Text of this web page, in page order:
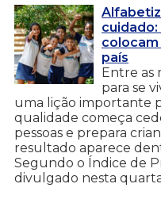
cuidado:
colocam
país
Entre as
para se
uma lição importante
qualidade começa
pessoas e prepara
resultado aparece
Segundo o Índice de
divulgado nesta